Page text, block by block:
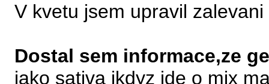
V kvetu jsem upravil
Dostal sem informace,ze
jako sativa ikdyz jde o mix